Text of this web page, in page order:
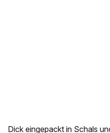
Dick eingepackt in Schals